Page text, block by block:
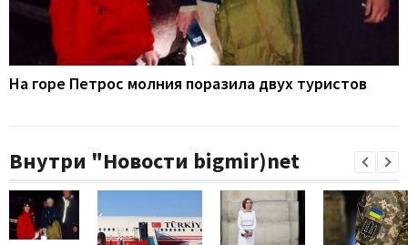
На горе Петрос молния поразила двух туристов
Внутри "Новости bigmir)net